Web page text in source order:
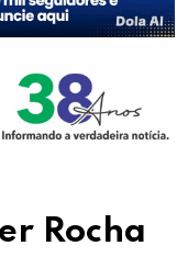
Rocha